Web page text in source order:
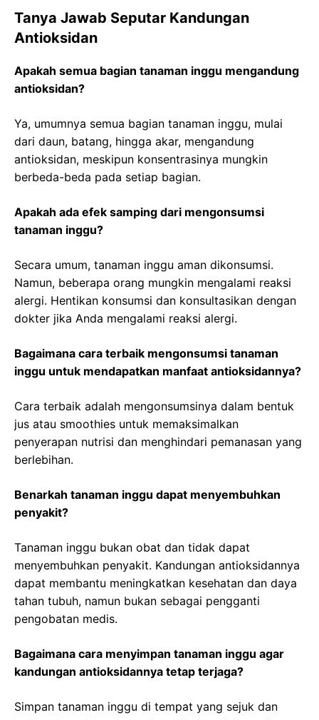
Tanya Jawab Seputar Kandungan
Antioksidan
Apakah semua bagian tanaman inggu mengandung
antioksidan?
Ya, umumnya semua bagian tanaman inggu, mulai
dari daun, batang, hingga akar, mengandung
antioksidan, meskipun konsentrasinya mungkin
berbeda-beda pada setiap bagian.
Apakah ada efek samping dari mengonsumsi
tanaman inggu?
Secara umum, tanaman inggu aman dikonsumsi.
Namun, beberapa orang mungkin mengalami reaksi
alergi. Hentikan konsumsi dan konsultasikan dengan
dokter jika Anda mengalami reaksi alergi.
Bagaimana cara terbaik mengonsumsi tanaman
inggu untuk mendapatkan manfaat antioksidannya?
Cara terbaik adalah mengonsumsinya dalam bentuk
jus atau smoothies untuk memaksimalkan
penyerapan nutrisi dan menghindari pemanasan yang
berlebihan.
Benarkah tanaman inggu dapat menyembuhkan
penyakit?
Tanaman inggu bukan obat dan tidak dapat
menyembuhkan penyakit. Kandungan antioksidannya
dapat membantu meningkatkan kesehatan dan daya
tahan tubuh, namun bukan sebagai pengganti
pengobatan medis.
Bagaimana cara menyimpan tanaman inggu agar
kandungan antioksidannya tetap terjaga?
Simpan tanaman inggu di tempat yang sejuk dan